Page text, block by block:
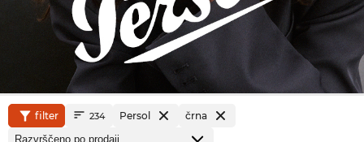
filter 234 Persol črna